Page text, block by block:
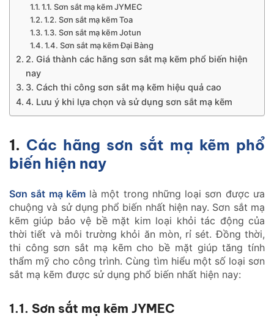
1.1. Sơn sắt mạ kẽm JYMEC
1.2. Sơn sắt mạ kẽm Toa
1.3. Sơn sắt mạ kẽm Jotun
1.4. Sơn sắt mạ kẽm Đại Bàng
2. Giá thành các hãng sơn sắt mạ kẽm phổ biến hiện
nay
3. Cách thi công sơn sắt mạ kẽm hiệu quả cao
4. Lưu ý khi lựa chọn và sử dụng sơn sắt mạ kẽm
1. Các hãng sơn sắt mạ kẽm phổ
biến hiện nay
Sơn sắt mạ kẽmlà một trong những loại sơn được ưa
chuộng và sử dụng phổ biến nhất hiện nay. Sơn sắt mạ
kẽm giúp bảo vệ bề mặt kim loại khỏi tác động của
thời tiết và môi trường khỏi ăn mòn, rỉ sét. Đồng thời,
thi công sơn sắt mạ kẽm cho bề mặt giúp tăng tính
thẩm mỹ cho công trình. Cùng tìm hiểu một số loại sơn
sắt mạ kẽm được sử dụng phổ biến nhất hiện nay:
1.1. Sơn sắt mạ kẽm JYMEC